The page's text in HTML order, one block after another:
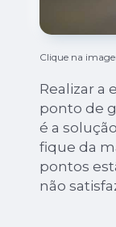
Clique na
Realizar a
ponto de
é a
fique da
pontos
não